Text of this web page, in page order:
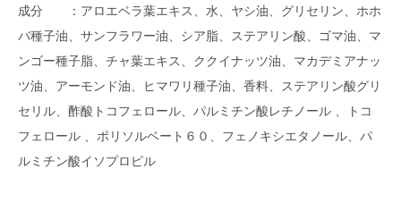
成分 ：アロエベラ葉エキス、水、ヤシ油、グリセリン、ホホ
バ種子油、サンフラワー油、シア脂、ステアリン酸、ゴマ油、マ
ンゴー種子脂、チャ葉エキス、ククイナッツ油、マカデミアナッ
ツ油、アーモンド油、ヒマワリ種子油、香料、ステアリン酸グリ
セリル、酢酸トコフェロール、パルミチン酸レチノール 、トコ
フェロール 、ポリソルベート６０、フェノキシエタノール、パ
ルミチン酸イソプロピル